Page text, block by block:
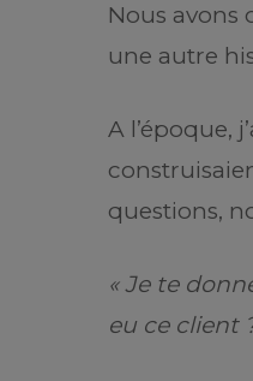
Nous avons
une autre
A l’époque,
questions,
« Je te
eu ce client